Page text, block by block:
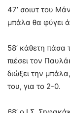
47’ σοιυτ του
μπάλα θα φύγει
58’ κάθετη πάσα
πιέσει τον
διώξει την
του, για το 2-0.